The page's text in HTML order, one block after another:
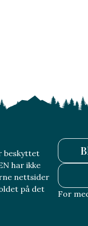
beskyttet
har ikke
nettsider
på det
For